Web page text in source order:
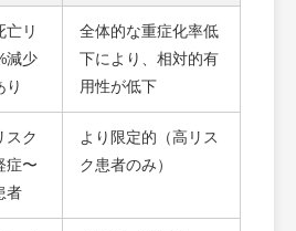
亡リ
減少
り
全体的な重症化率低
下により、相対的有
用性が低下
スク
症〜
者
より限定的（高リス
ク患者のみ）